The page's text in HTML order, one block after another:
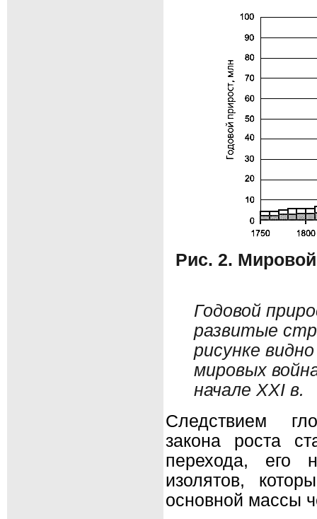
Рис. 2. Мировой
Годовой
развитые
рисунке
мировых
начале XXI в.
Следствием
закона роста
перехода, его
изолятов,
основной массы